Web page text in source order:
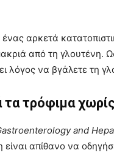
αρκετά
από τη γλουτένη.
λόγος να βγάλετε τη
τα τρόφιμα
and
είναι απίθανο να